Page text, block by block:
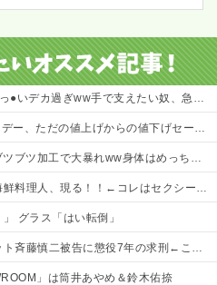
カ過ぎww手で支えたい奴、急げｗｗｗｗ 他
の値上げからの値下げセールだったｗｗｗ 他
で大暴れww身体はめっちゃいいのにな・・・ 他
はセクシー過ぎてワイらにブッ刺さりまくりw w w w w w w w w
グラス「はい転倒」
斉藤慎二被告に懲役7年の求刑←これ…
」は筒井あやめ＆鈴木佑捺